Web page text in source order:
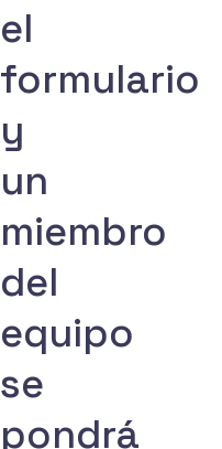
el
formulario
y
un
miembro
del
equipo
se
pondrá
Estoy de
Entiendo que
cancelar